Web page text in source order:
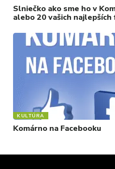
Slniečko ako sme ho v
alebo 20 vašich
KULTÚRA
Komárno na Facebooku